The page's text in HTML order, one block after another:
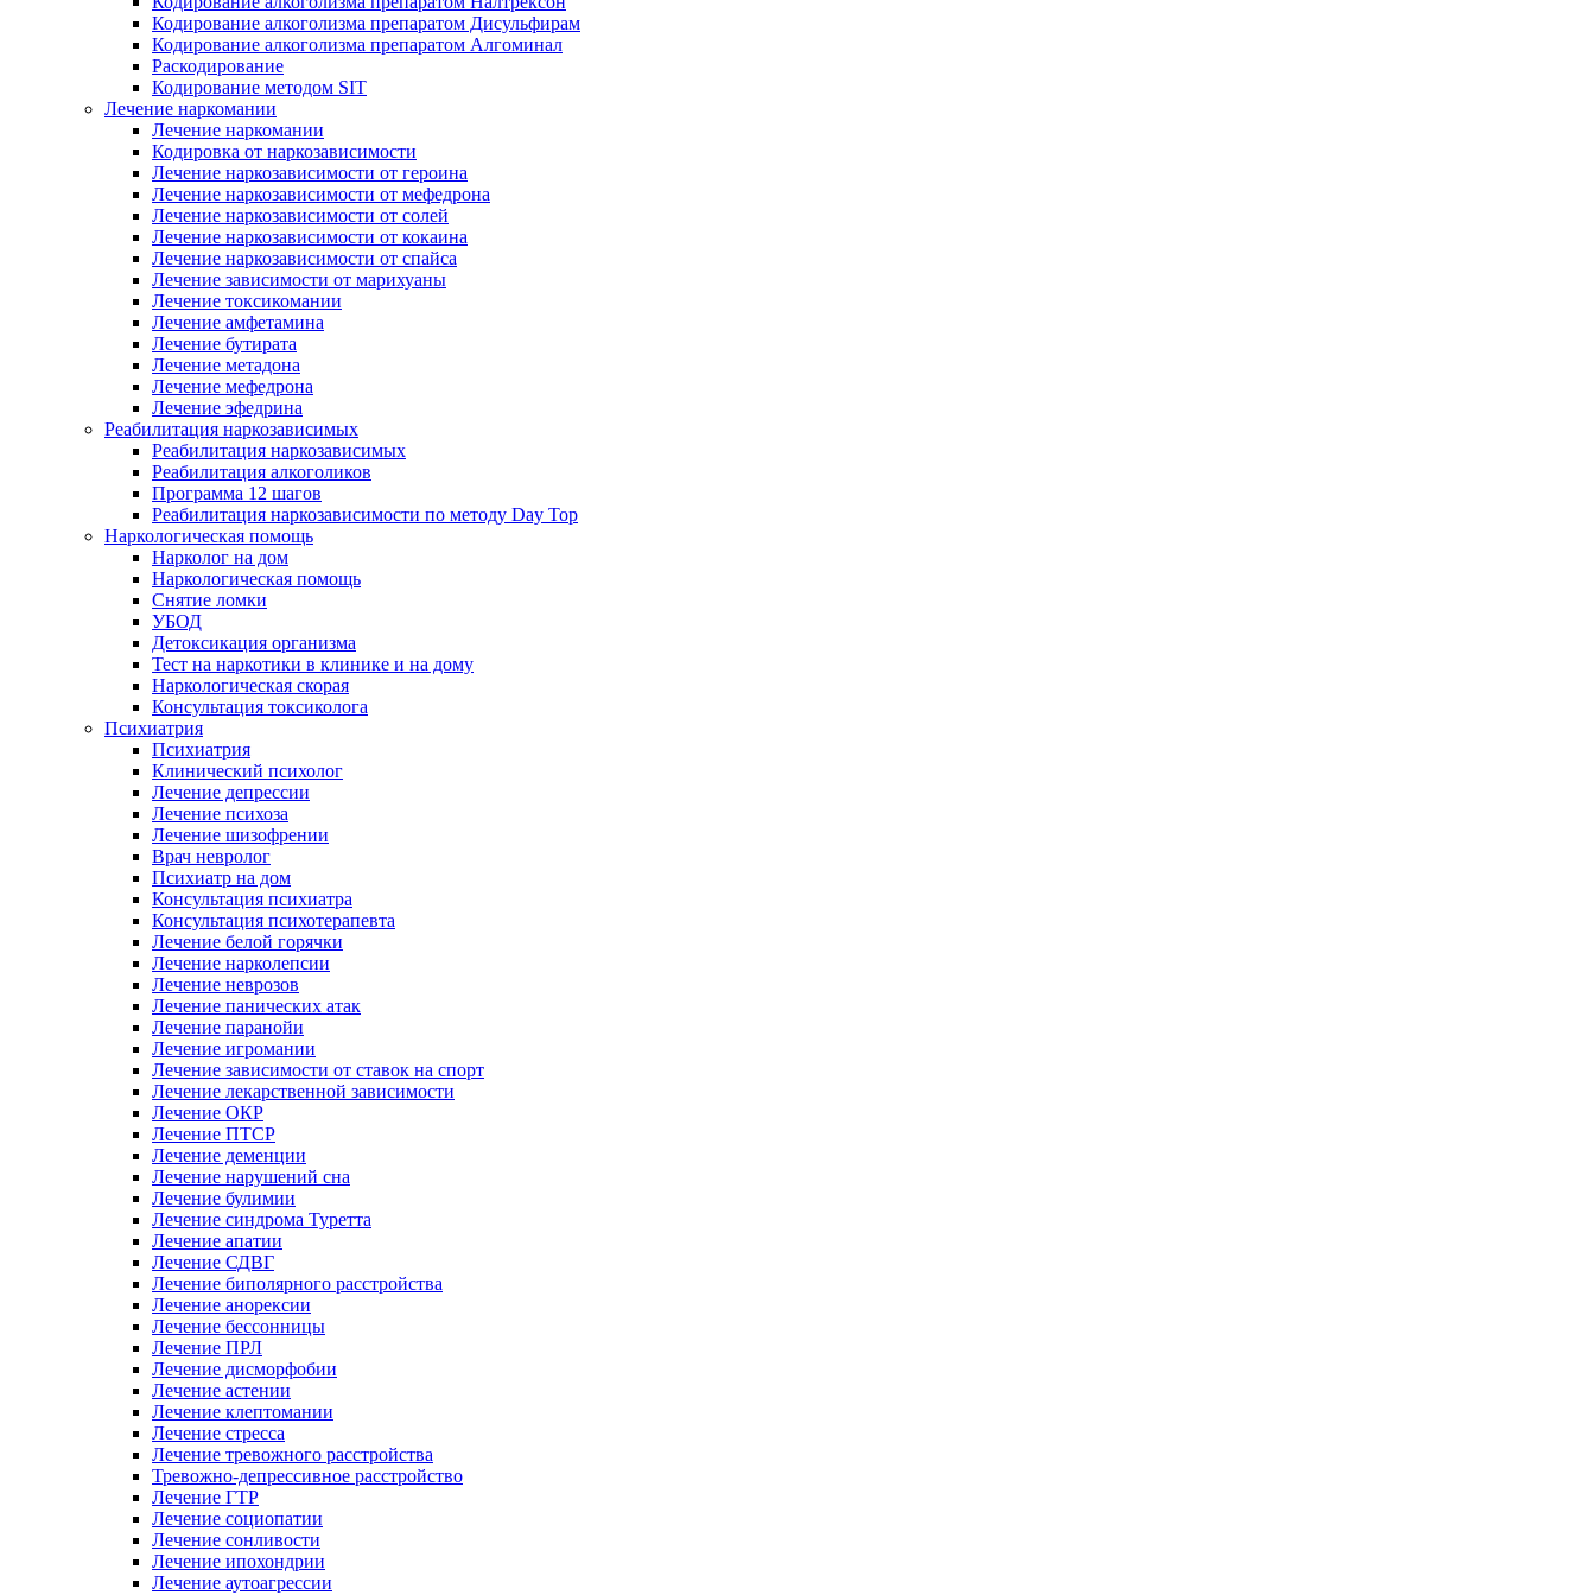
Кодирование алкоголизма препаратом Дисульфирам
Кодирование алкоголизма препаратом Алгоминал
Раскодирование
Кодирование методом SIT
Лечение наркомании
Лечение наркомании
Кодировка от наркозависимости
Лечение наркозависимости от героина
Лечение наркозависимости от мефедрона
Лечение наркозависимости от солей
Лечение наркозависимости от кокаина
Лечение наркозависимости от спайса
Лечение зависимости от марихуаны
Лечение токсикомании
Лечение амфетамина
Лечение бутирата
Лечение метадона
Лечение мефедрона
Лечение эфедрина
Реабилитация наркозависимых
Реабилитация наркозависимых
Реабилитация алкоголиков
Программа 12 шагов
Реабилитация наркозависимости по методу Day Top
Наркологическая помощь
Нарколог на дом
Наркологическая помощь
Снятие ломки
УБОД
Детоксикация организма
Тест на наркотики в клинике и на дому
Наркологическая скорая
Консультация токсиколога
Психиатрия
Психиатрия
Клинический психолог
Лечение депрессии
Лечение психоза
Лечение шизофрении
Врач невролог
Психиатр на дом
Консультация психиатра
Консультация психотерапевта
Лечение белой горячки
Лечение нарколепсии
Лечение неврозов
Лечение панических атак
Лечение паранойи
Лечение игромании
Лечение зависимости от ставок на спорт
Лечение лекарственной зависимости
Лечение ОКР
Лечение ПТСР
Лечение деменции
Лечение нарушений сна
Лечение булимии
Лечение синдрома Туретта
Лечение апатии
Лечение СДВГ
Лечение биполярного расстройства
Лечение анорексии
Лечение бессонницы
Лечение ПРЛ
Лечение дисморфобии
Лечение астении
Лечение клептомании
Лечение стресса
Лечение тревожного расстройства
Тревожно-депрессивное расстройство
Лечение ГТР
Лечение социопатии
Лечение сонливости
Лечение ипохондрии
Лечение аутоагрессии